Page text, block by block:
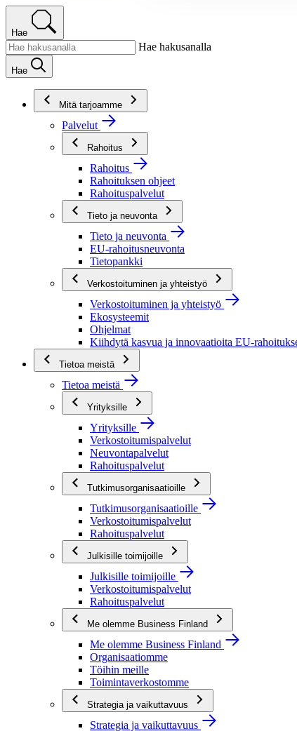
Hae
Hae hakusanalla
Hae
Mitä tarjoamme
Palvelut
Rahoitus
Rahoitus
Rahoituksen ohjeet
Rahoituspalvelut
Tieto ja neuvonta
Tieto ja neuvonta
EU-rahoitusneuvonta
Tietopankki
Verkostoituminen ja yhteistyö
Verkostoituminen ja yhteistyö
Ekosysteemit
Ohjelmat
Kiihdytä kasvua ja innovaatioita EU-
Tietoa meistä
Tietoa meistä
Yrityksille
Yrityksille
Verkostoitumispalvelut
Neuvontapalvelut
Rahoituspalvelut
Tutkimusorganisaatioille
Tutkimusorganisaatioille
Verkostoitumispalvelut
Rahoituspalvelut
Julkisille toimijoille
Julkisille toimijoille
Verkostoitumispalvelut
Rahoituspalvelut
Me olemme Business Finland
Me olemme Business Finland
Organisaatiomme
Töihin meille
Toimintaverkostomme
Strategia ja vaikuttavuus
Strategia ja vaikuttavuus